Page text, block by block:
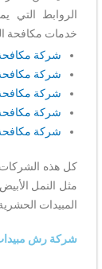
الروابط التي
خدمات مكافحة
شركة
شركة
شركة
شركة
شركة
كل هذه
مثل النمل
المبيدات
شركة رش